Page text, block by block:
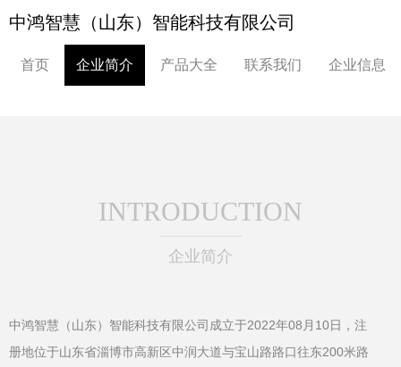
中鸿智慧（山东）智能科技有限公司
首页 企业简介 产品大全 联系我们 企业信息
INTRODUCTION
企业简介
中鸿智慧（山东）智能科技有限公司成立于2022年08月10日，注
册地位于山东省淄博市高新区中润大道与宝山路路口往东200米路